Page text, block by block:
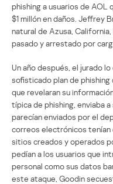
phishing a usuarios de AOL
$1 millón en daños. Jeffrey
natural de Azusa,
pasado y arrestado por
Un año después, el jurado
sofisticado plan de phishing
que revelaran su
típica de phishing, enviaba
parecían enviados por el
correos electrónicos tenían
sitios creados y operados
pedían a los usuarios que
personal como sus datos
este ataque, Goodin